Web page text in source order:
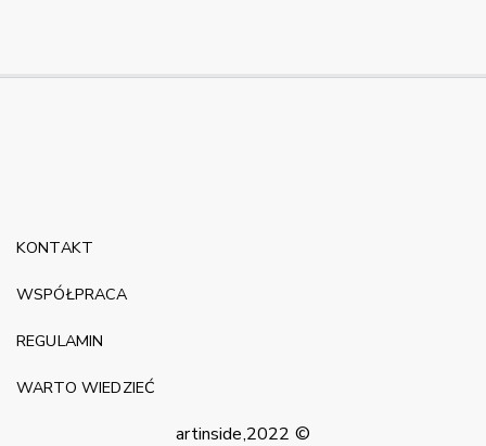
artinside,2022 ©
KONTAKT
WSPÓŁPRACA
REGULAMIN
WARTO WIEDZIEĆ